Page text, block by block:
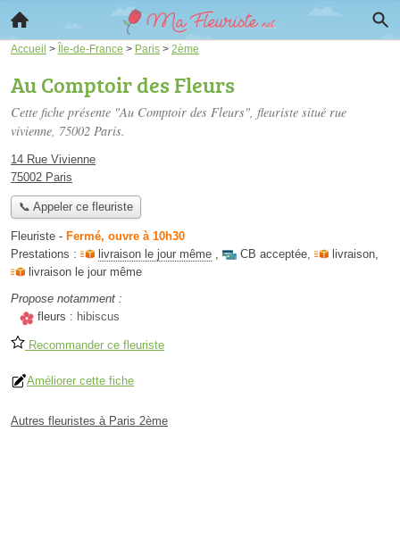
Accueil > Île-de-France > Paris > 2ème
Au Comptoir des Fleurs
Cette fiche présente "Au Comptoir des Fleurs", fleuriste situé rue
vivienne, 75002 Paris.
14 Rue Vivienne
75002 Paris
📞 Appeler ce fleuriste
Fleuriste - Fermé, ouvre à 10h30
Prestations :
livraison le jour même , CB acceptée, livraison,
livraison le jour même
Propose notamment :
fleurs : hibiscus
Recommander ce fleuriste
Améliorer cette fiche
Autres fleuristes à Paris 2ème